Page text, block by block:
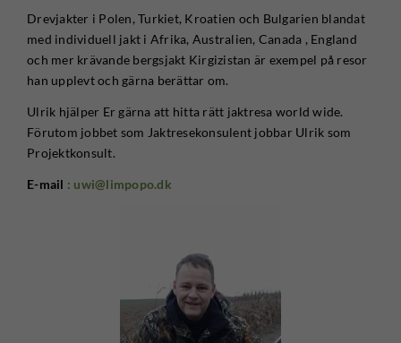
Drevjakter i Polen, Turkiet, Kroatien och Bulgarien blandat
med individuell jakt i Afrika, Australien, Canada , England
och mer krävande bergsjakt Kirgizistan är exempel på resor
han upplevt och gärna berättar om.
Ulrik hjälper Er gärna att hitta rätt jaktresa world wide.
Förutom jobbet som Jaktresekonsulent jobbar Ulrik som
Projektkonsult.
E-mail : uwi@limpopo.dk